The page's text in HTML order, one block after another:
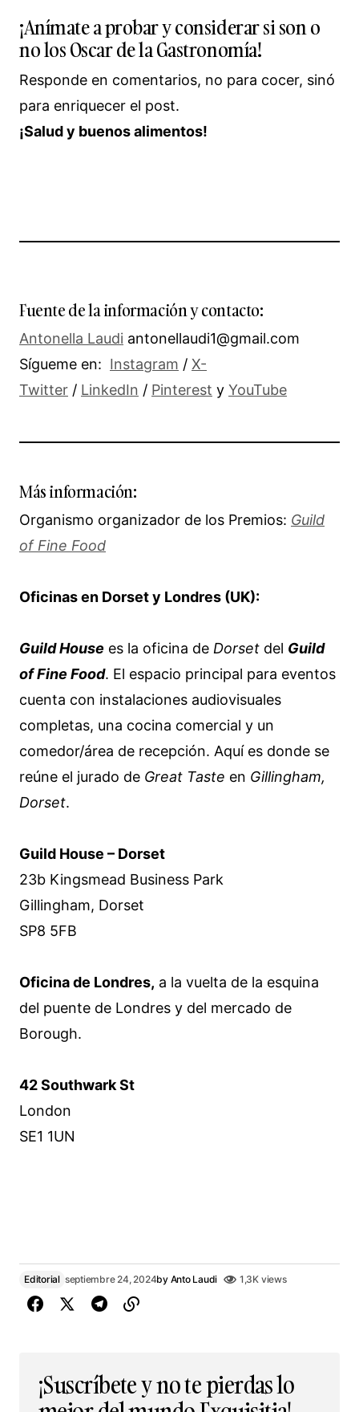
¡Anímate a probar y considerar si son o
no los Oscar de la Gastronomía!
Responde en comentarios, no para cocer, sinó
para enriquecer el post.
¡Salud y buenos alimentos!
Fuente de la información y contacto:
Antonella Laudi antonellaudi1@gmail.com
Sígueme en: Instagram / X-
Twitter / LinkedIn / Pinterest y YouTube
Más información:
Organismo organizador de los Premios: Guild
of Fine Food
Oficinas en Dorset y Londres (UK):
Guild House es la oficina de Dorset del Guild
of Fine Food. El espacio principal para eventos
cuenta con instalaciones audiovisuales
completas, una cocina comercial y un
comedor/área de recepción. Aquí es donde se
reúne el jurado de Great Taste en Gillingham,
Dorset.
Guild House – Dorset
23b Kingsmead Business Park
Gillingham, Dorset
SP8 5FB
Oficina de Londres, a la vuelta de la esquina
del puente de Londres y del mercado de
Borough.
42 Southwark St
London
SE1 1UN
Editorial septiembre 24, 2024by Anto Laudi 1,3K views
¡Suscríbete y no te pierdas lo